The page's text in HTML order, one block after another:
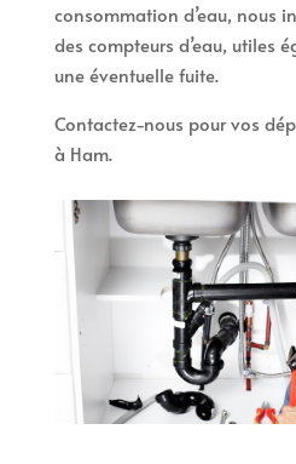
consommation d’eau, nous
des compteurs d’eau, utiles
une éventuelle fuite.
Contactez-nous pour vos
à Ham.